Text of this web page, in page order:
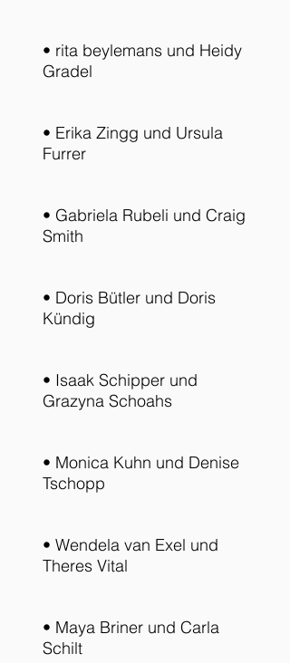
• rita beylemans und Heidy
Gradel
• Erika Zingg und Ursula
Furrer
• Gabriela Rubeli und Craig
Smith
• Doris Bütler und Doris
Kündig
• Isaak Schipper und
Grazyna Schoahs
• Monica Kuhn und Denise
Tschopp
• Wendela van Exel und
Theres Vital
• Maya Briner und Carla
Schilt